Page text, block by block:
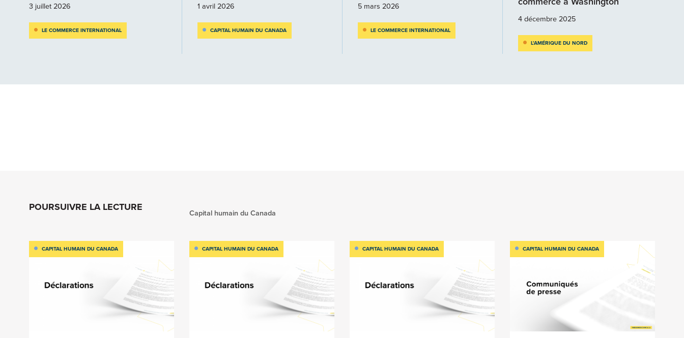
3 juillet 2026
LE COMMERCE INTERNATIONAL
1 avril 2026
CAPITAL HUMAIN DU CANADA
5 mars 2026
LE COMMERCE INTERNATIONAL
4 décembre 2025
L’AMÉRIQUE DU NORD
POURSUIVRE LA LECTURE Capital humain du Canada
CAPITAL HUMAIN DU CANADA CAPITAL HUMAIN DU CANADA CAPITAL HUMAIN DU CANADA CAPITAL HUMAIN DU CANADA